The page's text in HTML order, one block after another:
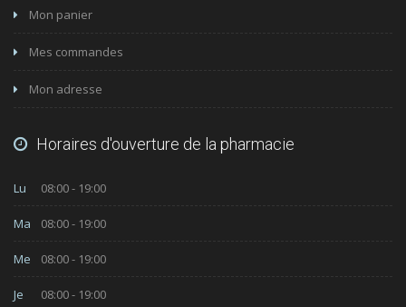
Mon panier
Mes commandes
Mon adresse
Horaires d'ouverture de la pharmacie
Lu 08:00 - 19:00
Ma 08:00 - 19:00
Me 08:00 - 19:00
Je 08:00 - 19:00